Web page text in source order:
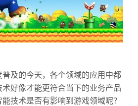
及的今天，各个领域的应用中都
好像才能更符合当下的业务产品
技术是否有影响到游戏领域呢？